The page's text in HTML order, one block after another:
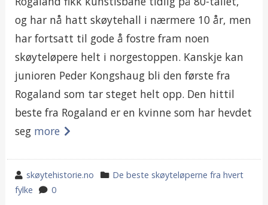
og har nå hatt skøytehall i nærmere 10 år, men
har fortsatt til gode å fostre fram noen
skøyteløpere helt i norgestoppen. Kanskje kan
junioren Peder Kongshaug bli den første fra
Rogaland som tar steget helt opp. Den hittil
beste fra Rogaland er en kvinne som har hevdet
seg more
wrote
by
skøytehistorie.no
category
De beste skøyteløperne fra hvert
fylke
0